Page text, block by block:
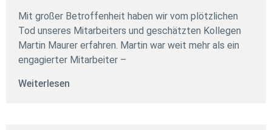
Mit großer Betroffenheit haben wir vom plötzlichen
Tod unseres Mitarbeiters und geschätzten Kollegen
Martin Maurer erfahren. Martin war weit mehr als ein
engagierter Mitarbeiter –
Weiterlesen